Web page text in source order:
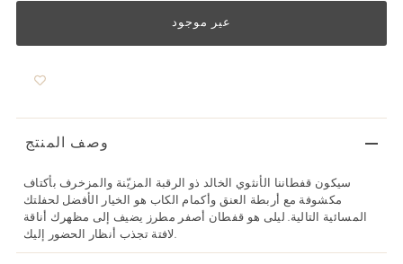
وصف المنتج
سيكون قفطاننا الأنثوي الخالد ذو الرقبة المزيّنة والمزخرف بأكتاف
مكشوفة مع أربطة العنق وأكمام الكاب هو الخيار الأفضل لحفلتك
المسائية التالية. ليلى هو قفطان أصفر مطرز يضيف إلى مظهرك أناقة
لافتة تجذب أنظار الحضور إليك.